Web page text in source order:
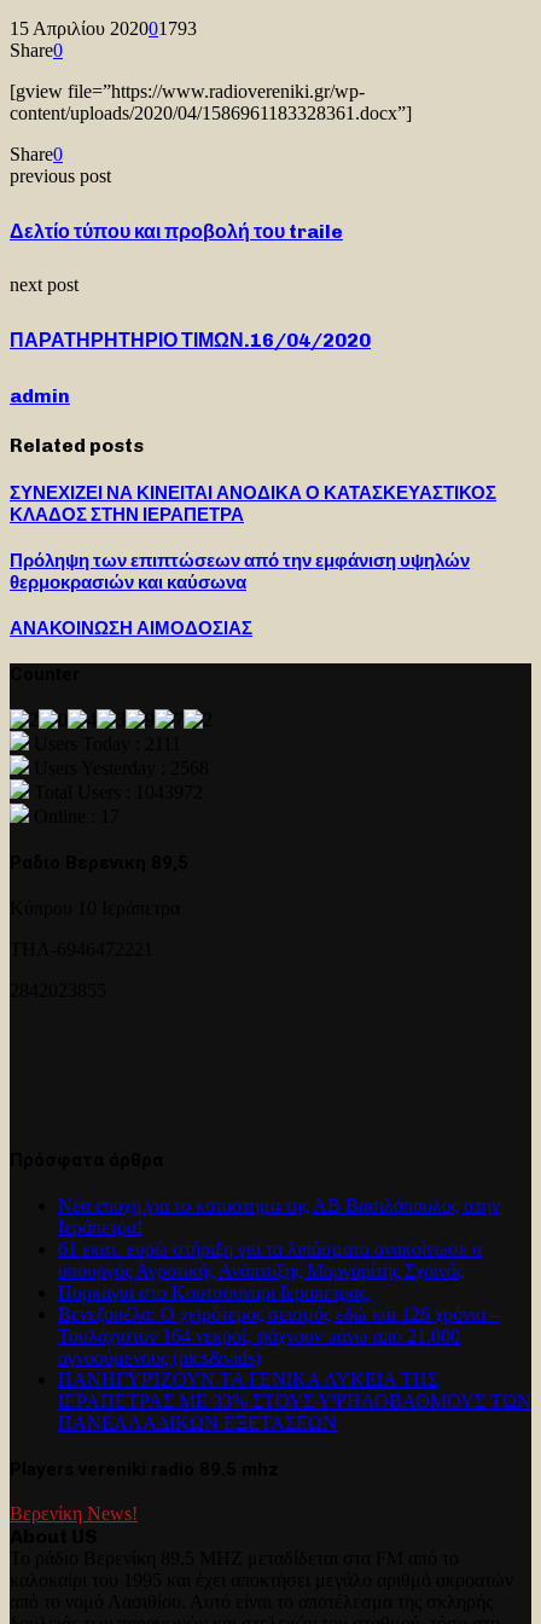
15 Απριλίου 202001793
Share0
[gview file=”https://www.radiovereniki.gr/wp-
content/uploads/2020/04/1586961183328361.docx”]
Share0
previous post
Δελτίο τύπου και προβολή του traile
next post
ΠΑΡΑΤΗΡΗΤΗΡΙΟ ΤΙΜΩΝ.16/04/2020
admin
Related posts
ΣΥΝΕΧΙΖΕΙ ΝΑ ΚΙΝΕΙΤΑΙ ΑΝΟΔΙΚΑ Ο ΚΑΤΑΣΚΕΥΑΣΤΙΚΟΣ
ΚΛΑΔΟΣ ΣΤΗΝ ΙΕΡΑΠΕΤΡΑ
Πρόληψη των επιπτώσεων από την εμφάνιση υψηλών
θερμοκρασιών και καύσωνα
ΑΝΑΚΟΙΝΩΣΗ ΑΙΜΟΔΟΣΙΑΣ
Νέα εποχή για το καταστημα της ΑΒ Βασιλόπουλος στην
Ιεράπετρα!
61 εκατ. ευρώ στήριξη για τα λιπάσματα ανακοίνωσε ο
υπουργός Αγροτικής Ανάπτυξης Μαργαρίτης Σχοινάς
Πυρκαγια στο Κουτσουναρι Ιεραπετρας.
Βενεζουέλα: Ο χειρότερος σεισμός εδώ και 126 χρόνια –
Τουλάχιστον 164 νεκροί, ψάχνουν πάνω από 21.000
αγνοούμενους (pics&vids)
ΠΑΝΗΓΥΡΊΖΟΥΝ ΤΑ ΓΕΝΙΚΑ ΛΥΚΕΙΑ ΤΗΣ
ΙΕΡΑΠΕΤΡΑΣ ΜΕ 33% ΣΤΟΥΣ ΥΨΗΛΟΒΑΘΜΟΥΣ ΤΩΝ
ΠΑΝΕΛΛΑΔΙΚΩΝ ΕΞΕΤΑΣΕΩΝ
Βερενίκη News!